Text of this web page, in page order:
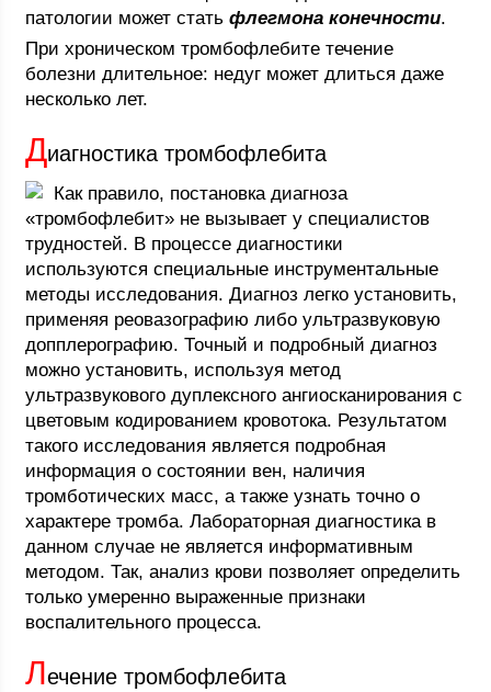
патологии может статьфлегмона конечности.
При хроническом тромбофлебите течение
болезни длительное: недуг может длиться даже
несколько лет.
Диагностика тромбофлебита
Как правило, постановка диагноза
«тромбофлебит» не вызывает у специалистов
трудностей. В процессе диагностики
используются специальные инструментальные
методы исследования. Диагноз легко установить,
применяя реовазографию либо ультразвуковую
допплерографию. Точный и подробный диагноз
можно установить, используя метод
ультразвукового дуплексного ангиосканирования с
цветовым кодированием кровотока. Результатом
такого исследования является подробная
информация о состоянии вен, наличия
тромботических масс, а также узнать точно о
характере тромба. Лабораторная диагностика в
данном случае не является информативным
методом. Так, анализ крови позволяет определить
только умеренно выраженные признаки
воспалительного процесса.
Лечение тромбофлебита